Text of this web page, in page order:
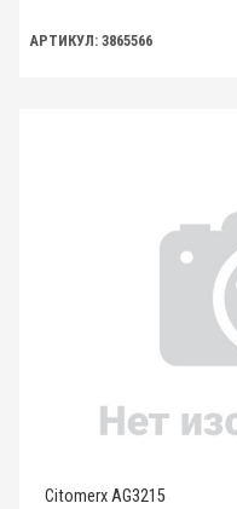
АРТИКУЛ: 3865566
Citomerx AG3215